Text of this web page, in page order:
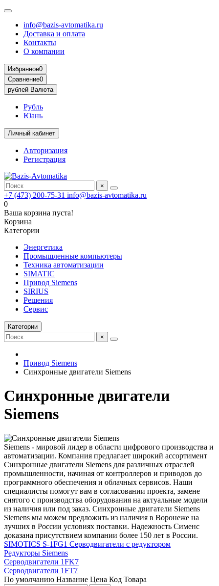
info@bazis-avtomatika.ru
Доставка и оплата
Контакты
О компании
Избранное0
Сравнение0
рублей Валюта
Рубль
Юань
Личный кабинет
Авторизация
Регистрация
×
+7 (473) 200-75-31 info@bazis-avtomatika.ru
0
Ваша корзина пуста!
Корзина
Категории
Энергетика
Промышленные компьютеры
Техника автоматизации
SIMATIC
Привод Siemens
SIRIUS
Решения
Сервис
Категории
×
Привод Siemens
Синхронные двигатели Siemens
Синхронные двигатели
Siemens
Siemens - мировой лидер в области цифрового производства и
автоматизации. Компания предлагает широкий ассортимент
Синхронные двигатели Siemens для различных отраслей
промышленности, начиная от контроллеров и приводов до
программного обеспечения и облачных сервисов. Наши
специалисты помогут вам в согласовании проекта, замене
снятого с производства оборудования на актуальные модели
из наличия или под заказ. Синхронные двигатели Siemens
Siemens мы можем предложить из наличия в Воронеже на
лучших в России условиях поставки. Надежность Сименс
доказана присутствием компании более 150 лет в России.
SIMOTICS S-1FG1 Cерводвигатели с редуктором
Редукторы Siemens
Серводвигатели 1FK7
Серводвигатели 1FT7
По умолчанию Название Цена Код Товара